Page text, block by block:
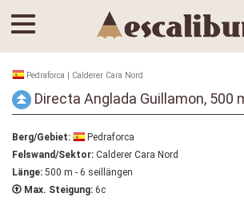
Pedraforca | Calderer Cara Nord
Directa Anglada Guillamon, 500
Berg/Gebiet:
Pedraforca
Felswand/Sektor: Calderer Cara Nord
Länge: 500 m - 6 seillängen
Max. Steigung: 6c